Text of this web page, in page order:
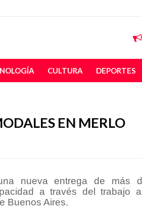
CULTURA DEPORTES
EN MERLO
nueva entrega de más
a través del trabajo
Buenos Aires.